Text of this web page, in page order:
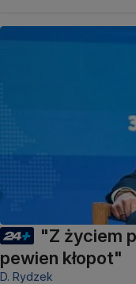
"Z życiem
pewien kłopot"
D. Rydzek